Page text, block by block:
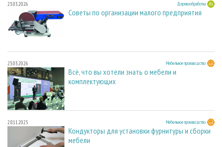
23.03.2026 Деревообработка
Советы по организации малого предприятия
23.03.2026 Мебельное производство
Всё, что вы хотели знать о мебели и
комплектующих
28.11.2025 Мебельное производство
Кондукторы для установки фурнитуры и сборки
мебели